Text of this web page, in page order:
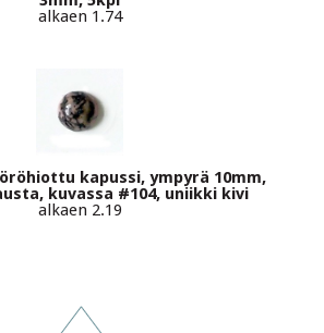
alkaen 1.74
kapussi, ympyrä 10mm,
kuvassa #104, uniikki kivi
alkaen 2.19